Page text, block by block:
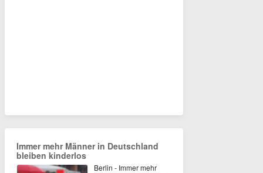
Immer mehr Männer in Deutschland
bleiben kinderlos
Berlin - Immer mehr